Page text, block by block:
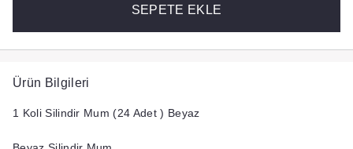
SEPETE EKLE
Ürün Bilgileri
1 Koli Silindir Mum (24 Adet ) Beyaz